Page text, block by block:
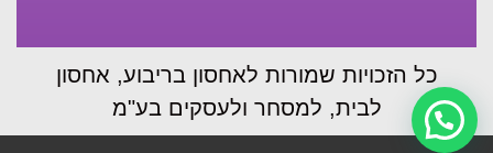
כל הזכויות שמורות לאחסון בריבוע, אחסון
לבית, למסחר ולעסקים בע"מ